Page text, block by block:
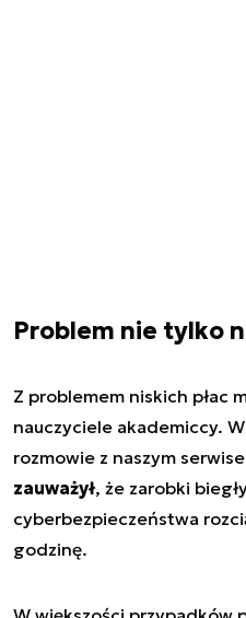
Problem nie tylko
Z problemem niskich płac
nauczyciele akademiccy.
rozmowie z naszym
zauważył, że zarobki
cyberbezpieczeństwa
godzinę.